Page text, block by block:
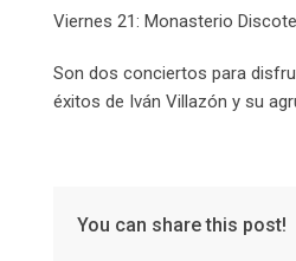
Viernes 21: Monasterio
Son dos conciertos para
éxitos de Iván Villazón y su
You can share this post!